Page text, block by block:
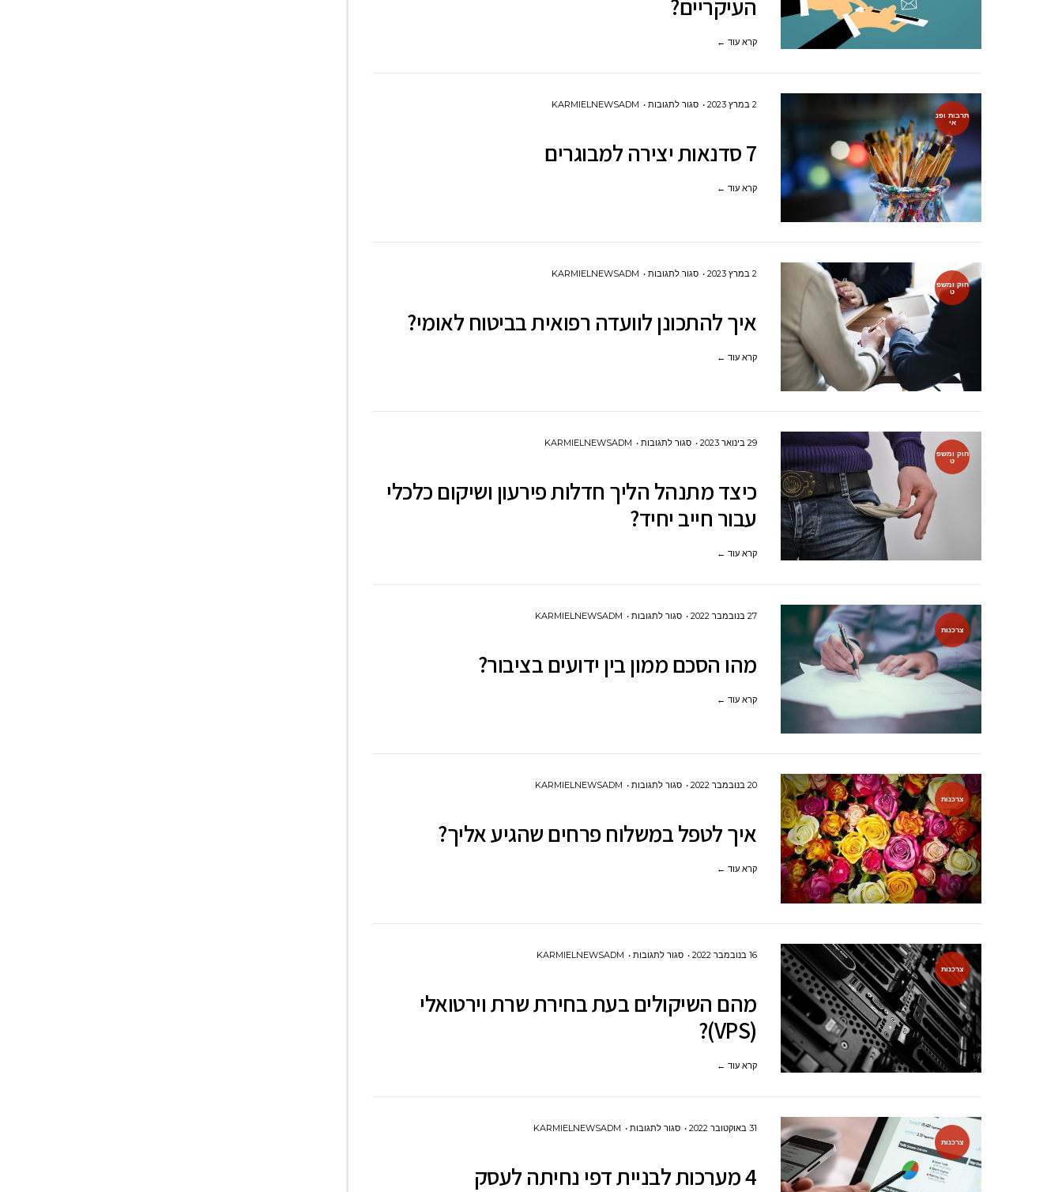
העיקריים?
קרא עוד ←
תרבות ופנ
אי
2 במרץ 2023 סגור לתגובותעל
יצירה
KARMIELNEWSADM
7 סדנאות יצירה למבוגרים
קרא עוד ←
חוק ומשפ
ט
2 במרץ 2023 סגור לתגובותעל
להתכונן
KARMIELNEWSADM
איך להתכונן לוועדה רפואית בביטוח לאומי?
קרא עוד ←
חוק ומשפ
ט
29 בינואר 2023 סגור לתגובותעל
מתנהל
הליך
עבור
יחיד?
KARMIELNEWSADM
כיצד מתנהל הליך חדלות פירעון ושיקום כלכלי
עבור חייב יחיד?
קרא עוד ←
צרכנות
27 בנובמבר 2022 סגור לתגובותעל
הסכם
KARMIELNEWSADM
מהו הסכם ממון בין ידועים בציבור?
קרא עוד ←
צרכנות
20 בנובמבר 2022 סגור לתגובותעל
לטפל
KARMIELNEWSADM
איך לטפל במשלוח פרחים שהגיע אליך?
קרא עוד ←
צרכנות
16 בנובמבר 2022 סגור לתגובותעל
השיקולים
KARMIELNEWSADM
מהם השיקולים בעת בחירת שרת וירטואלי
(VPS)?
קרא עוד ←
צרכנות
31 באוקטובר 2022 סגור לתגובותעל
מערכות
KARMIELNEWSADM
4 מערכות לבניית דפי נחיתה לעסק